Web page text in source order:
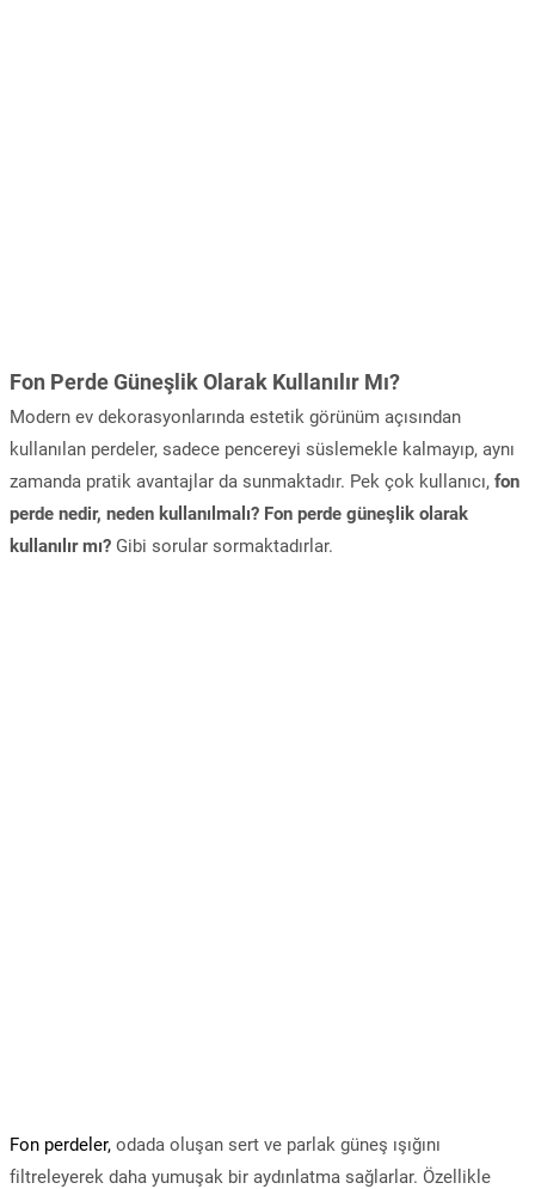
Fon Perde Güneşlik Olarak Kullanılır Mı?
Modern ev dekorasyonlarında estetik görünüm açısından
kullanılan perdeler, sadece pencereyi süslemekle kalmayıp, aynı
zamanda pratik avantajlar da sunmaktadır. Pek çok kullanıcı, fon
perde nedir, neden kullanılmalı? Fon perde güneşlik olarak
kullanılır mı? Gibi sorular sormaktadırlar.
Fon perdeler, odada oluşan sert ve parlak güneş ışığını
filtreleyerek daha yumuşak bir aydınlatma sağlarlar. Özellikle